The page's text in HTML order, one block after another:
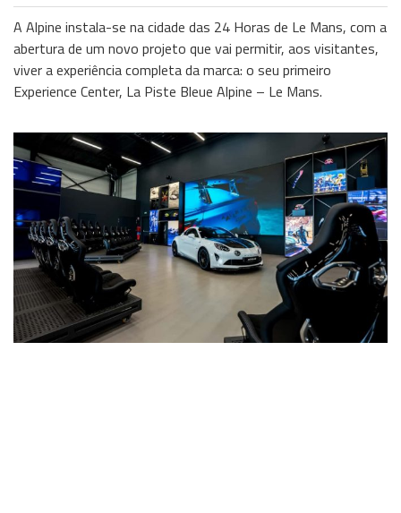
High Tech
Hosting/Cloud
I&D
Storage
Wireless
Informação
A Alpine instala-se na cidade das 24 Horas de Le Mans, com a
abertura de um novo projeto que vai permitir, aos visitantes,
viver a experiência completa da marca: o seu primeiro
Experience Center, La Piste Bleue Alpine – Le Mans.